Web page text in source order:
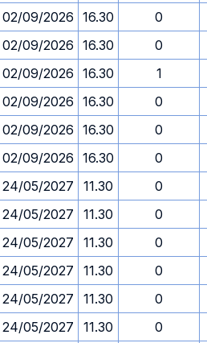
02/09/2026 16.30 0
02/09/2026 16.30 0
02/09/2026 16.30 1
02/09/2026 16.30 0
02/09/2026 16.30 0
02/09/2026 16.30 0
24/05/2027 11.30 0
24/05/2027 11.30 0
24/05/2027 11.30 0
24/05/2027 11.30 0
24/05/2027 11.30 0
24/05/2027 11.30 0